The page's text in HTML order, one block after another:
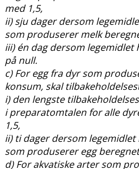
med 1,5,
ii) sju dager dersom
som produserer melk
iii) én dag dersom
på null.
c) For egg fra dyr som
konsum, skal
i) den lengste
i preparatomtalen for alle
1,5,
ii) ti dager dersom
som produserer egg
d) For akvatiske arter som